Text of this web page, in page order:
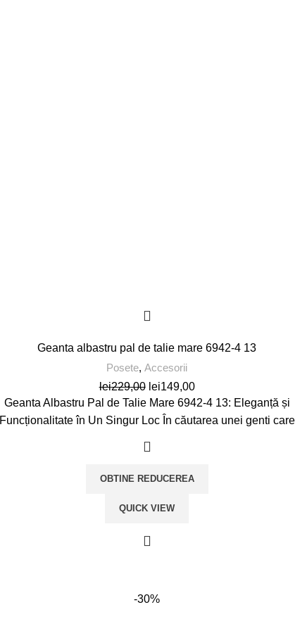
Geanta albastru pal de talie mare 6942-4 13
Posete,Accesorii
lei229,00 Prețul
inițial
fost:
lei229,00.
lei149,00Prețul
curent
este:
lei149,00.
Geanta Albastru Pal de Talie Mare 6942-4 13: Eleganță și
Funcționalitate în Un Singur Loc În căutarea unei genti care
OBTINE REDUCEREA
QUICK VIEW
-30%